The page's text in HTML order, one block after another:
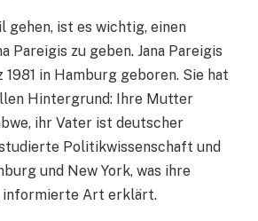
gehen, ist es wichtig, einen
Pareigis zu geben. Jana Pareigis
1981 in Hamburg geboren. Sie hat
Hintergrund: Ihre Mutter
ihr Vater ist deutscher
Politikwissenschaft und
und New York, was ihre
informierte Art erklärt.